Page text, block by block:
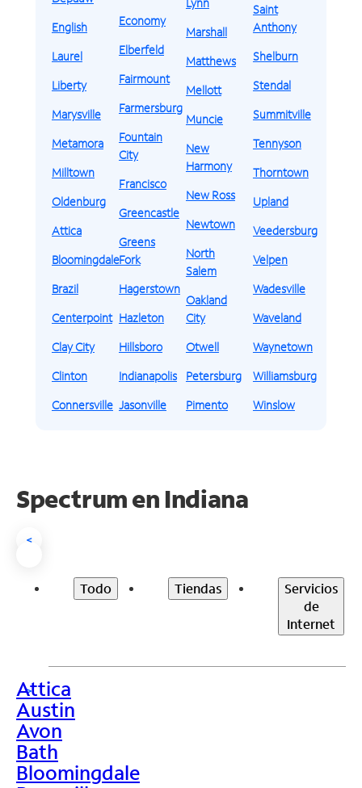
English
Laurel
Liberty
Marysville
Metamora
Milltown
Oldenburg
Attica
Bloomingdale
Brazil
Centerpoint
Clay City
Clinton
Connersville
Economy
Elberfeld
Fairmount
Farmersburg
Fountain
City
Francisco
Greencastle
Greens
Fork
Hagerstown
Hazleton
Hillsboro
Indianapolis
Jasonville
Marshall
Matthews
Mellott
Muncie
New
Harmony
New Ross
Newtown
North
Salem
Oakland
City
Otwell
Petersburg
Pimento
Saint
Anthony
Shelburn
Stendal
Summitville
Tennyson
Thorntown
Upland
Veedersburg
Velpen
Wadesville
Waveland
Waynetown
Williamsburg
Winslow
Spectrum en Indiana
<
Todo Tiendas
Servicios
de
Internet
>
Attica
Austin
Avon
Bath
Bloomingdale